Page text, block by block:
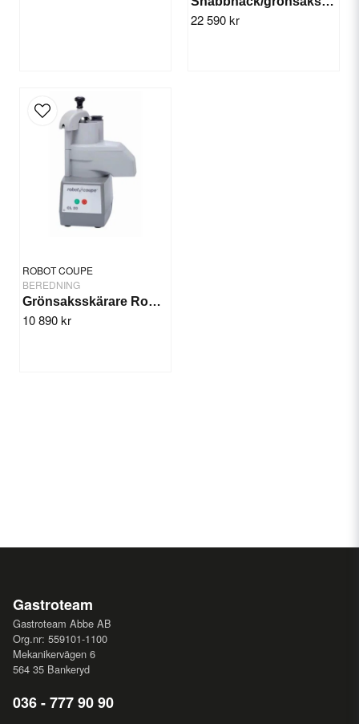
22 590 kr
ROBOT COUPE
BEREDNING
Grönsaksskärare Robot Coupe CL 20
10 890 kr
Gastroteam
Gastroteam Abbe AB
Org.nr: 559101-1100
Mekanikervägen 6
564 35 Bankeryd
036 - 777 90 90